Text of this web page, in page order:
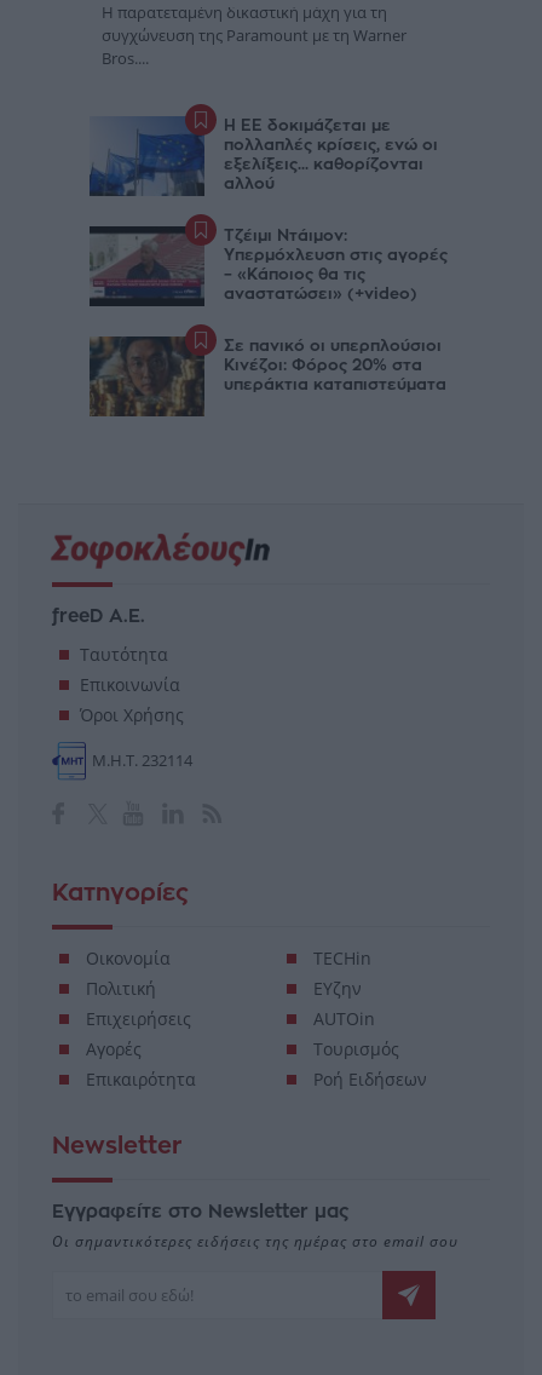
Η παρατεταμένη δικαστική μάχη για τη
συγχώνευση της Paramount με τη Warner
Bros....
Η ΕΕ δοκιμάζεται με
πολλαπλές κρίσεις, ενώ οι
εξελίξεις... καθορίζονται
αλλού
Τζέιμι Ντάιμον:
Υπερμόχλευση στις αγορές
– «Κάποιος θα τις
αναστατώσει» (+video)
Σε πανικό οι υπερπλούσιοι
Κινέζοι: Φόρος 20% στα
υπεράκτια καταπιστεύματα
freeD Α.Ε.
Ταυτότητα
Επικοινωνία
Όροι Χρήσης
Μ.Η.Τ. 232114
Κατηγορίες
Οικονομία
Πολιτική
Επιχειρήσεις
Αγορές
Επικαιρότητα
TECHin
ΕΥζην
AUTOin
Τουρισμός
Ροή Ειδήσεων
Newsletter
Εγγραφείτε στο Newsletter μας
Οι σημαντικότερες ειδήσεις της ημέρας στο email σου